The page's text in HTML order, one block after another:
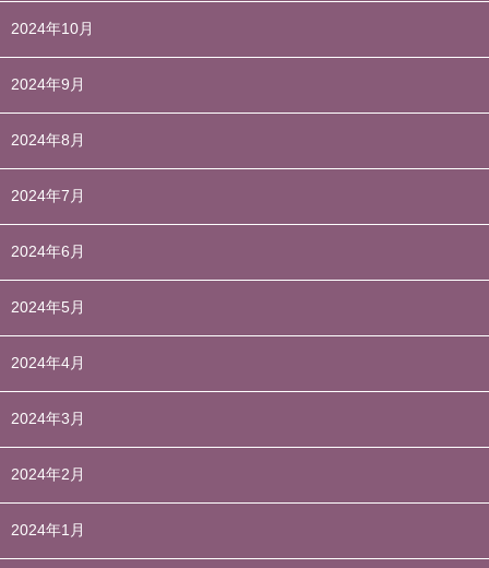
2024年10月
2024年9月
2024年8月
2024年7月
2024年6月
2024年5月
2024年4月
2024年3月
2024年2月
2024年1月